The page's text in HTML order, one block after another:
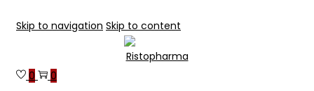
Skip to navigation Skip to content
0 0